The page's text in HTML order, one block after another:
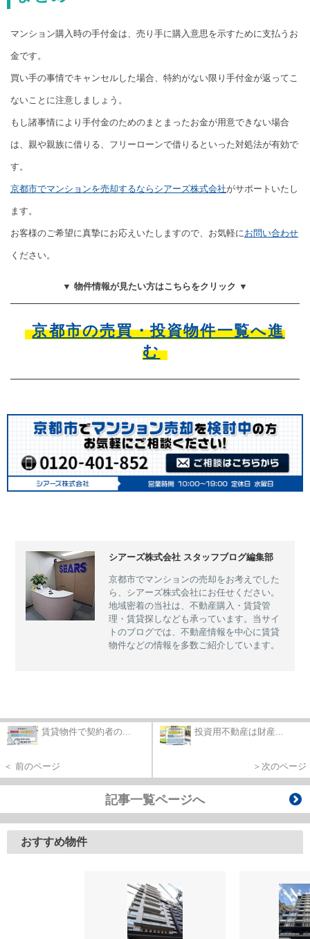
マンション購入時の手付金は、売り手に購入意思を示すために支払うお
金です。
買い手の事情でキャンセルした場合、特約がない限り手付金が返ってこ
ないことに注意しましょう。
もし諸事情により手付金のためのまとまったお金が用意できない場合
は、親や親族に借りる、フリーローンで借りるといった対処法が有効で
す。
京都市でマンションを売却するならシアーズ株式会社がサポートいたし
ます。
お客様のご希望に真摯にお応えいたしますので、お気軽に お問い合わせ
ください。
▼ 物件情報が見たい方はこちらをクリック ▼
京都市の売買・投資物件一覧へ進
む
シアーズ株式会社 スタッフブログ編集部
京都市でマンションの売却をお考えでした
ら、シアーズ株式会社にお任せください。
地域密着の当社は、不動産購入・賃貸管
理・賃貸探しなども承っています。当サイ
トのブログでは、不動産情報を中心に賃貸
物件などの情報を多数ご紹介しています。
賃貸物件で契約者の...
＜ 前のページ
投資用不動産は財産...
＞次のページ
記事一覧ページへ
おすすめ物件